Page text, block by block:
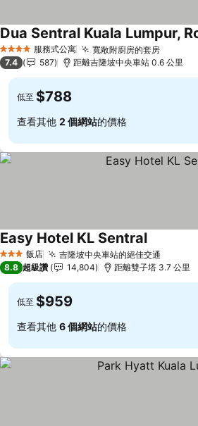
4 星級 服務式公寓 寬敞附廚房的套房查看價格
Dua Sentral Kuala Lumpur,
7.4 587 距離吉隆坡中央車站 0.6 公里
低至 $788
查看其他 2 個網站的價格
3 星級 飯店 吉隆坡中央車站的絕佳交通
Easy Hotel KL Sentral查看價格
8.8 超級讚 14,804 距離雙子塔 3.7 公里
低至 $959
查看其他 6 個網站的價格